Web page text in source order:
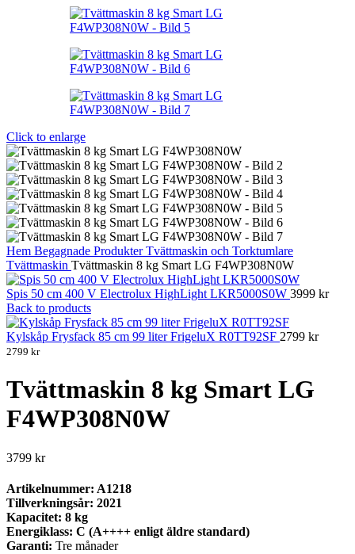
Click to enlarge
Hem Begagnade ProdukterTvättmaskin och Torktumlare
Tvättmaskin Tvättmaskin 8 kg Smart LG F4WP308N0W
Spis 50 cm 400 V Electrolux HighLight LKR5000S0W 3999 kr
Back to products
Kylskåp Frysfack 85 cm 99 liter FrigeluX R0TT92SF 2799 kr
2799 kr
Tvättmaskin 8 kg Smart LG
F4WP308N0W
3799 kr
Artikelnummer: A1218
Tillverkningsår: 2021
Kapacitet: 8 kg
Energiklass: C (A++++ enligt äldre standard)
Garanti: Tre månader